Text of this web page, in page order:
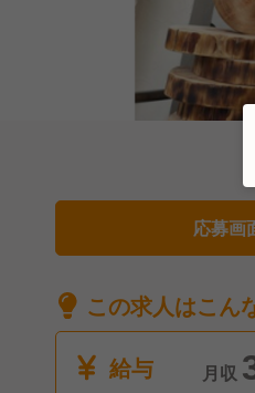
応募画
この求人はこん
給与
月収